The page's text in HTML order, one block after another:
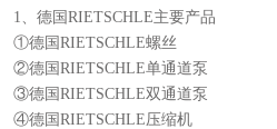
1、德国RIETSCHLE主要产品
①德国RIETSCHLE螺丝
②德国RIETSCHLE单通道泵
③德国RIETSCHLE双通道泵
④德国RIETSCHLE压缩机